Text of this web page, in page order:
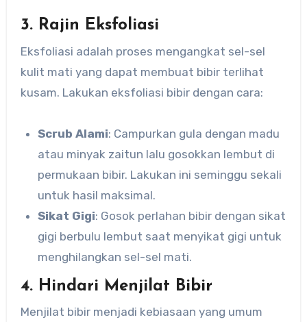
3. Rajin Eksfoliasi
Eksfoliasi adalah proses mengangkat sel-sel
kulit mati yang dapat membuat bibir terlihat
kusam. Lakukan eksfoliasi bibir dengan cara:
Scrub Alami: Campurkan gula dengan madu
atau minyak zaitun lalu gosokkan lembut di
permukaan bibir. Lakukan ini seminggu sekali
untuk hasil maksimal.
Sikat Gigi: Gosok perlahan bibir dengan sikat
gigi berbulu lembut saat menyikat gigi untuk
menghilangkan sel-sel mati.
4. Hindari Menjilat Bibir
Menjilat bibir menjadi kebiasaan yang umum